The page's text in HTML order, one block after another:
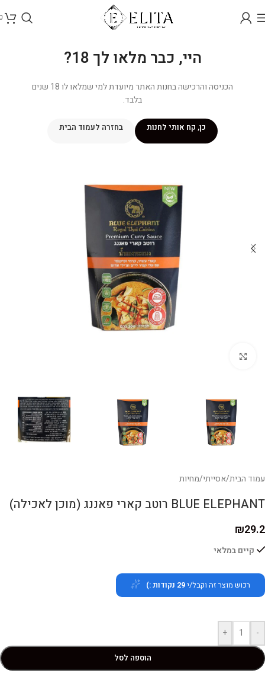
היי, כבר מלאו לך 18?
הכניסה והרכישה בחנות האתר מיועדת למי שמלאו לו 18 שנים
בלבד.
כן, קח אותי לחנות בחזרה לעמוד הבית
עמוד הבית/אסייתי/מחיות
BLUE ELEPHANT רוטב קארי פאננג (מוכן לאכילה)
₪29.2
קיים במלאי
רכוש מוצר זה וקבל/י29 נקודות :)
-
+
הוספה לסל